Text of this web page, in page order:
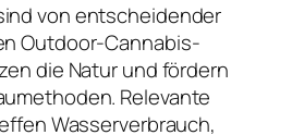
von entscheidender
Outdoor-Cannabis-
die Natur und fördern
Relevante
Wasserverbrauch,